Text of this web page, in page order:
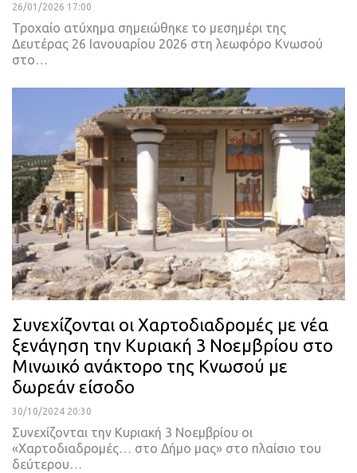
26/01/2026 17:00
Τροχαίο ατύχημα σημειώθηκε το μεσημέρι της
Δευτέρας 26 Ιανουαρίου 2026 στη λεωφόρο Κνωσού
στο…
Συνεχίζονται οι Χαρτοδιαδρομές με νέα
ξενάγηση την Κυριακή 3 Νοεμβρίου στο
Μινωικό ανάκτορο της Κνωσού με
δωρεάν είσοδο
30/10/2024 20:30
Συνεχίζονται την Κυριακή 3 Νοεμβρίου οι
«Χαρτοδιαδρομές… στο Δήμο μας» στο πλαίσιο του
δεύτερου…